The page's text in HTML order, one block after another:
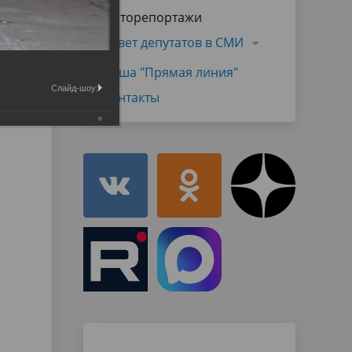
Муниципальная служба
имущественного характера
Информационные материалы
Фоторепортажи
Совет депутатов в СМИ
Наша "Прямая линия"
Контакты
Слайд-шоу: